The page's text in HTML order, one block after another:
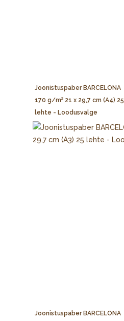
Joonistuspaber BARCELONA
170 g/m² 21 x 29,7 cm (A4) 25
lehte - Loodusvalge
Joonistuspaber BARCELONA